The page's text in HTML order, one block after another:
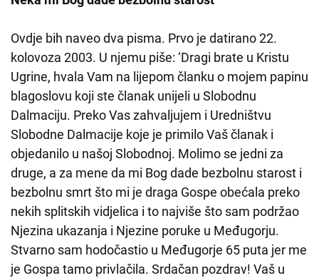
Ovdje bih naveo dva pisma. Prvo je datirano 22.
kolovoza 2003. U njemu piše: ‘Dragi brate u Kristu
Ugrine, hvala Vam na lijepom članku o mojem papinu
blagoslovu koji ste članak unijeli u Slobodnu
Dalmaciju. Preko Vas zahvaljujem i Uredništvu
Slobodne Dalmacije koje je primilo Vaš članak i
objedanilo u našoj Slobodnoj. Molimo se jedni za
druge, a za mene da mi Bog dade bezbolnu starost i
bezbolnu smrt što mi je draga Gospe obećala preko
nekih splitskih vidjelica i to najviše što sam podržao
Njezina ukazanja i Njezine poruke u Međugorju.
Stvarno sam hodočastio u Međugorje 65 puta jer me
je Gospa tamo privlačila. Srdačan pozdrav! Vaš u